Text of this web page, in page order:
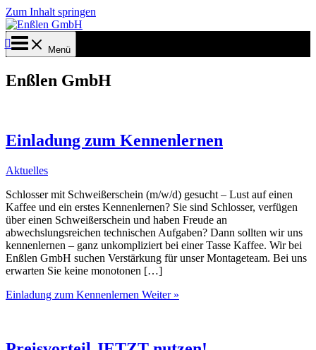
Zum Inhalt springen
Menü
Enßlen GmbH
Einladung zum Kennenlernen
Aktuelles
Schlosser mit Schweißerschein (m/w/d) gesucht – Lust auf einen
Kaffee und ein erstes Kennenlernen? Sie sind Schlosser, verfügen
über einen Schweißerschein und haben Freude an
abwechslungsreichen technischen Aufgaben? Dann sollten wir uns
kennenlernen – ganz unkompliziert bei einer Tasse Kaffee. Wir bei
Enßlen GmbH suchen Verstärkung für unser Montageteam. Bei uns
erwarten Sie keine monotonen […]
Einladung zum Kennenlernen Weiter »